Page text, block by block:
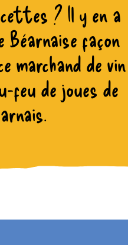
? Il y en a
façon
marchand de vin
feu de joues de